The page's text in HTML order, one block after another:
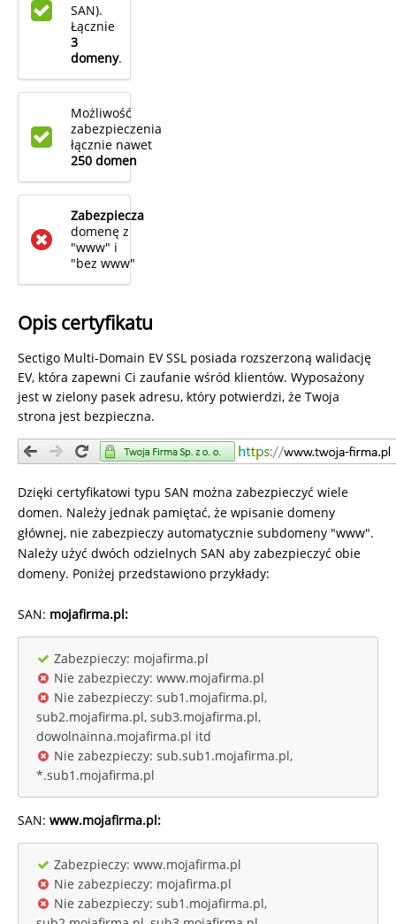
SAN).
Łącznie
3
domeny.
Możliwość
zabezpieczenia
łącznie nawet
250 domen
Zabezpiecza
domenę z
"www" i
"bez www"
Opis certyfikatu
Sectigo Multi-Domain EV SSL posiada rozszerzoną walidację
EV, która zapewni Ci zaufanie wśród klientów. Wyposażony
jest w zielony pasek adresu, który potwierdzi, że Twoja
strona jest bezpieczna.
Dzięki certyfikatowi typu SAN można zabezpieczyć wiele
domen. Należy jednak pamiętać, że wpisanie domeny
głównej, nie zabezpieczy automatycznie subdomeny "www".
Należy użyć dwóch odzielnych SAN aby zabezpieczyć obie
domeny. Poniżej przedstawiono przykłady:
SAN: mojafirma.pl:
Zabezpieczy: mojafirma.pl
Nie zabezpieczy: www.mojafirma.pl
Nie zabezpieczy: sub1.mojafirma.pl,
sub2.mojafirma.pl, sub3.mojafirma.pl,
dowolnainna.mojafirma.pl itd
Nie zabezpieczy: sub.sub1.mojafirma.pl,
*.sub1.mojafirma.pl
SAN: www.mojafirma.pl:
Zabezpieczy: www.mojafirma.pl
Nie zabezpieczy: mojafirma.pl
Nie zabezpieczy: sub1.mojafirma.pl,